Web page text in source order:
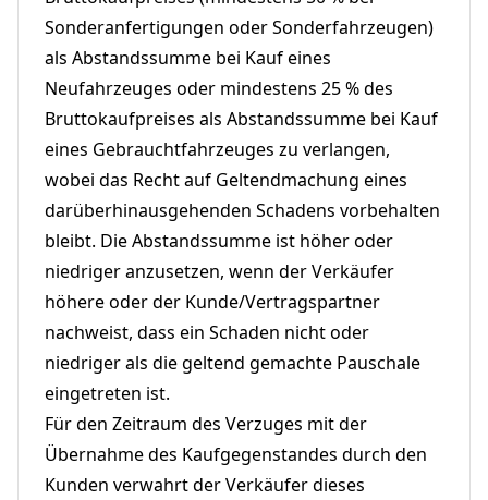
Sonderanfertigungen oder Sonderfahrzeugen)
als Abstandssumme bei Kauf eines
Neufahrzeuges oder mindestens 25 % des
Bruttokaufpreises als Abstandssumme bei Kauf
eines Gebrauchtfahrzeuges zu verlangen,
wobei das Recht auf Geltendmachung eines
darüberhinausgehenden Schadens vorbehalten
bleibt. Die Abstandssumme ist höher oder
niedriger anzusetzen, wenn der Verkäufer
höhere oder der Kunde/Vertragspartner
nachweist, dass ein Schaden nicht oder
niedriger als die geltend gemachte Pauschale
eingetreten ist.
Für den Zeitraum des Verzuges mit der
Übernahme des Kaufgegenstandes durch den
Kunden verwahrt der Verkäufer dieses